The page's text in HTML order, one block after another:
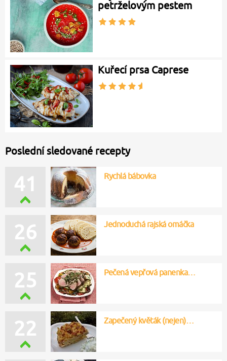
petrželovým pestem
Kuřecí prsa Caprese
Poslední sledované recepty
41 Rychlá bábovka
26 Jednoduchá rajská omáčka
25 Pečená vepřová panenka…
22 Zapečený květák (nejen)…